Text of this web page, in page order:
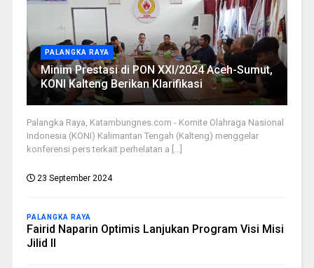
PALANGKA RAYA
Minim Prestasi di PON XXI/2024 Aceh-Sumut,
KONI Kalteng Berikan Klarifikasi
Palangka Raya, Katambungnes.com - Komite Olahraga Nasional
Indonesia (KONI) Kalimantan Tengah (Kalteng) menggelar
konferensi pers terkait perhelatan a [...]
23 September 2024
PALANGKA RAYA
Fairid Naparin Optimis Lanjukan Program Visi Misi
Jilid II